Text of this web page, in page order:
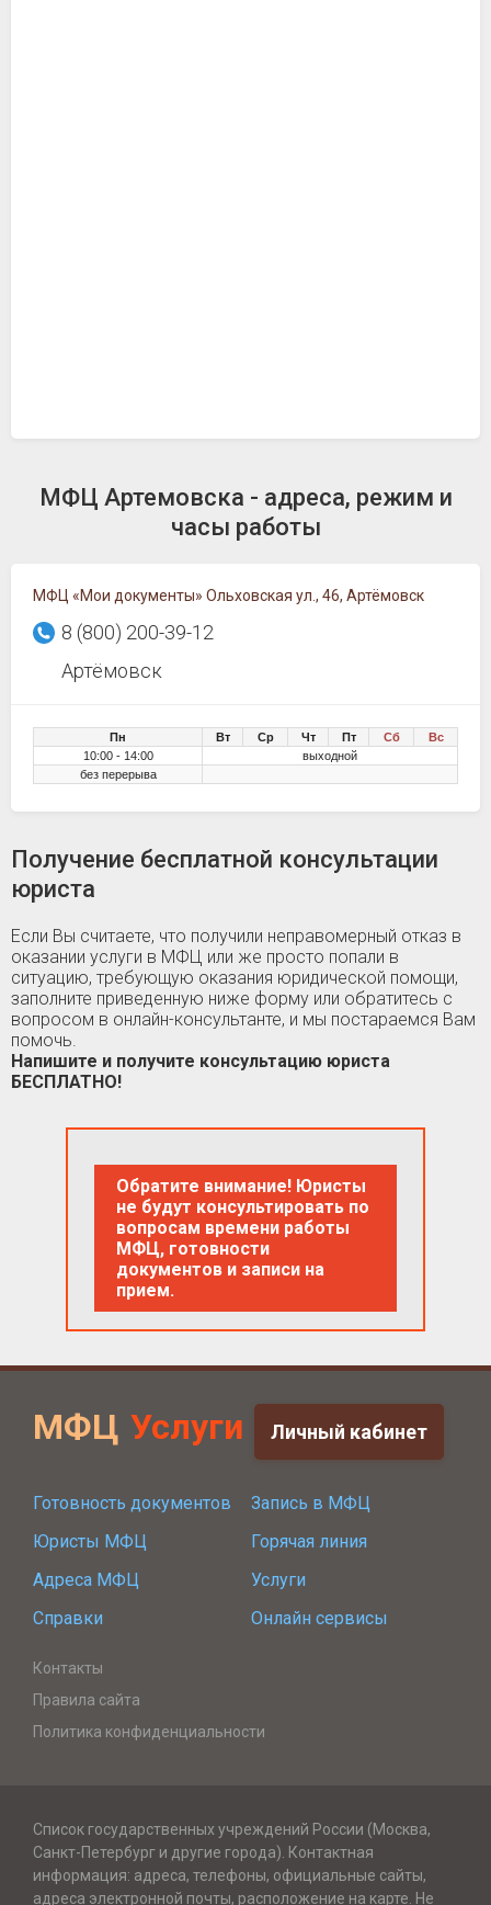
МФЦ Артемовска - адреса, режим и
часы работы
МФЦ «Мои документы» Ольховская ул., 46, Артёмовск
8 (800) 200-39-12
Артёмовск
Пн Вт Ср Чт Пт Сб
Вс
10:00 - 14:00
выходной
без перерыва
Получение бесплатной консультации
юриста
Если Вы считаете, что получили неправомерный отказ в
оказании услуги в МФЦ или же просто попали в
ситуацию, требующую оказания юридической помощи,
заполните приведенную ниже форму или обратитесь с
вопросом в онлайн-консультанте, и мы постараемся Вам
помочь.
Напишите и получите консультацию юриста
БЕСПЛАТНО!
Обратите внимание! Юристы
не будут консультировать по
вопросам времени работы
МФЦ, готовности
документов и записи на
прием.
МФЦ Услуги Личный кабинет
Готовность документов
Запись в МФЦ
Юристы МФЦ
Горячая линия
Адреса МФЦ
Услуги
Справки
Онлайн сервисы
Контакты
Правила сайта
Политика конфиденциальности
Список государственных учреждений России (Москва,
Санкт-Петербург и другие города). Контактная
информация: адреса, телефоны, официальные сайты,
адреса электронной почты, расположение на карте. Не